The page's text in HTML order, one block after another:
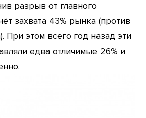
разрыв от главного
захвата 43% рынка (против
При этом всего год назад эти
едва отличимые 26% и